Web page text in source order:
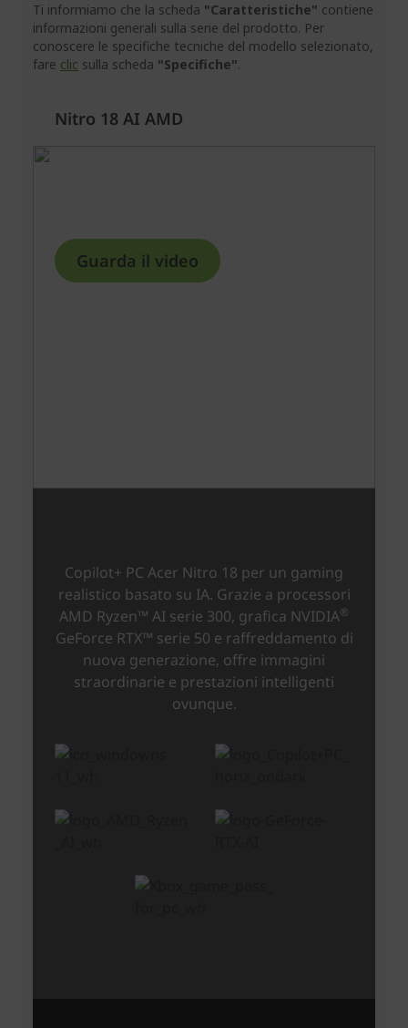
Ti informiamo che la scheda "Caratteristiche" contiene
informazioni generali sulla serie del prodotto. Per
conoscere le specifiche tecniche del modello selezionato,
fare clic sulla scheda "Specifiche".